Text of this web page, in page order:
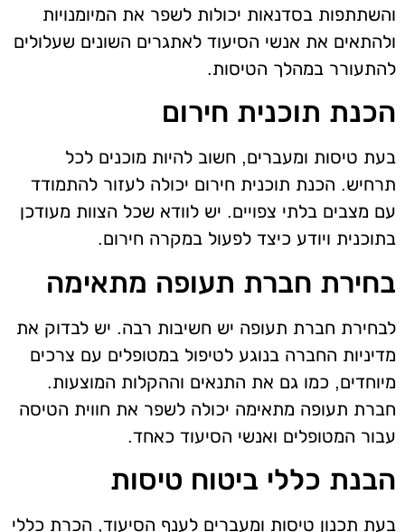
והשתתפות בסדנאות יכולות לשפר את המיומנויות
ולהתאים את אנשי הסיעוד לאתגרים השונים שעלולים
להתעורר במהלך הטיסות.
הכנת תוכנית חירום
בעת טיסות ומעברים, חשוב להיות מוכנים לכל
תרחיש. הכנת תוכנית חירום יכולה לעזור להתמודד
עם מצבים בלתי צפויים. יש לוודא שכל הצוות מעודכן
בתוכנית ויודע כיצד לפעול במקרה חירום.
בחירת חברת תעופה מתאימה
לבחירת חברת תעופה יש חשיבות רבה. יש לבדוק את
מדיניות החברה בנוגע לטיפול במטופלים עם צרכים
מיוחדים, כמו גם את התנאים וההקלות המוצעות.
חברת תעופה מתאימה יכולה לשפר את חווית הטיסה
עבור המטופלים ואנשי הסיעוד כאחד.
הבנת כללי ביטוח טיסות
בעת תכנון טיסות ומעברים לענף הסיעוד, הכרת כללי